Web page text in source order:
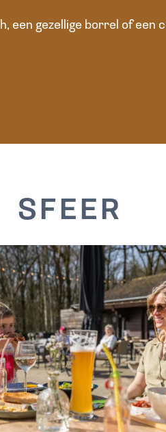
een gezellige borrel of een
SFEER